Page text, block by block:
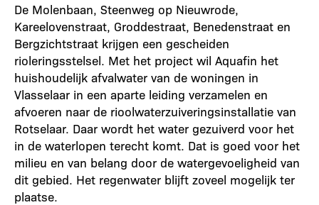
De Molenbaan, Steenweg op Nieuwrode,
Kareelovenstraat, Groddestraat, Benedenstraat en
Bergzichtstraat krijgen een gescheiden
rioleringsstelsel. Met het project wil Aquafin het
huishoudelijk afvalwater van de woningen in
Vlasselaar in een aparte leiding verzamelen en
afvoeren naar de rioolwaterzuiveringsinstallatie van
Rotselaar. Daar wordt het water gezuiverd voor het
in de waterlopen terecht komt. Dat is goed voor het
milieu en van belang door de watergevoeligheid van
dit gebied. Het regenwater blijft zoveel mogelijk ter
plaatse.